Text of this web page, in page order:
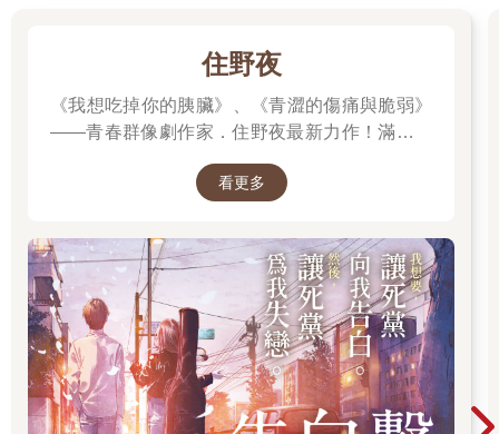
住野夜
《我想吃掉你的胰臟》、《青澀的傷痛與脆弱》
——青春群像劇作家．住野夜最新力作！滿是錯
「重啟」小說！我想要，讓死黨向我告白。然
看更多